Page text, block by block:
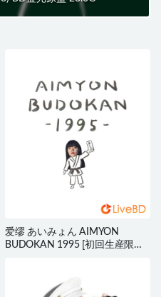
爱缪 あいみょん AIMYON
BUDOKAN 1995 [初回生産限定